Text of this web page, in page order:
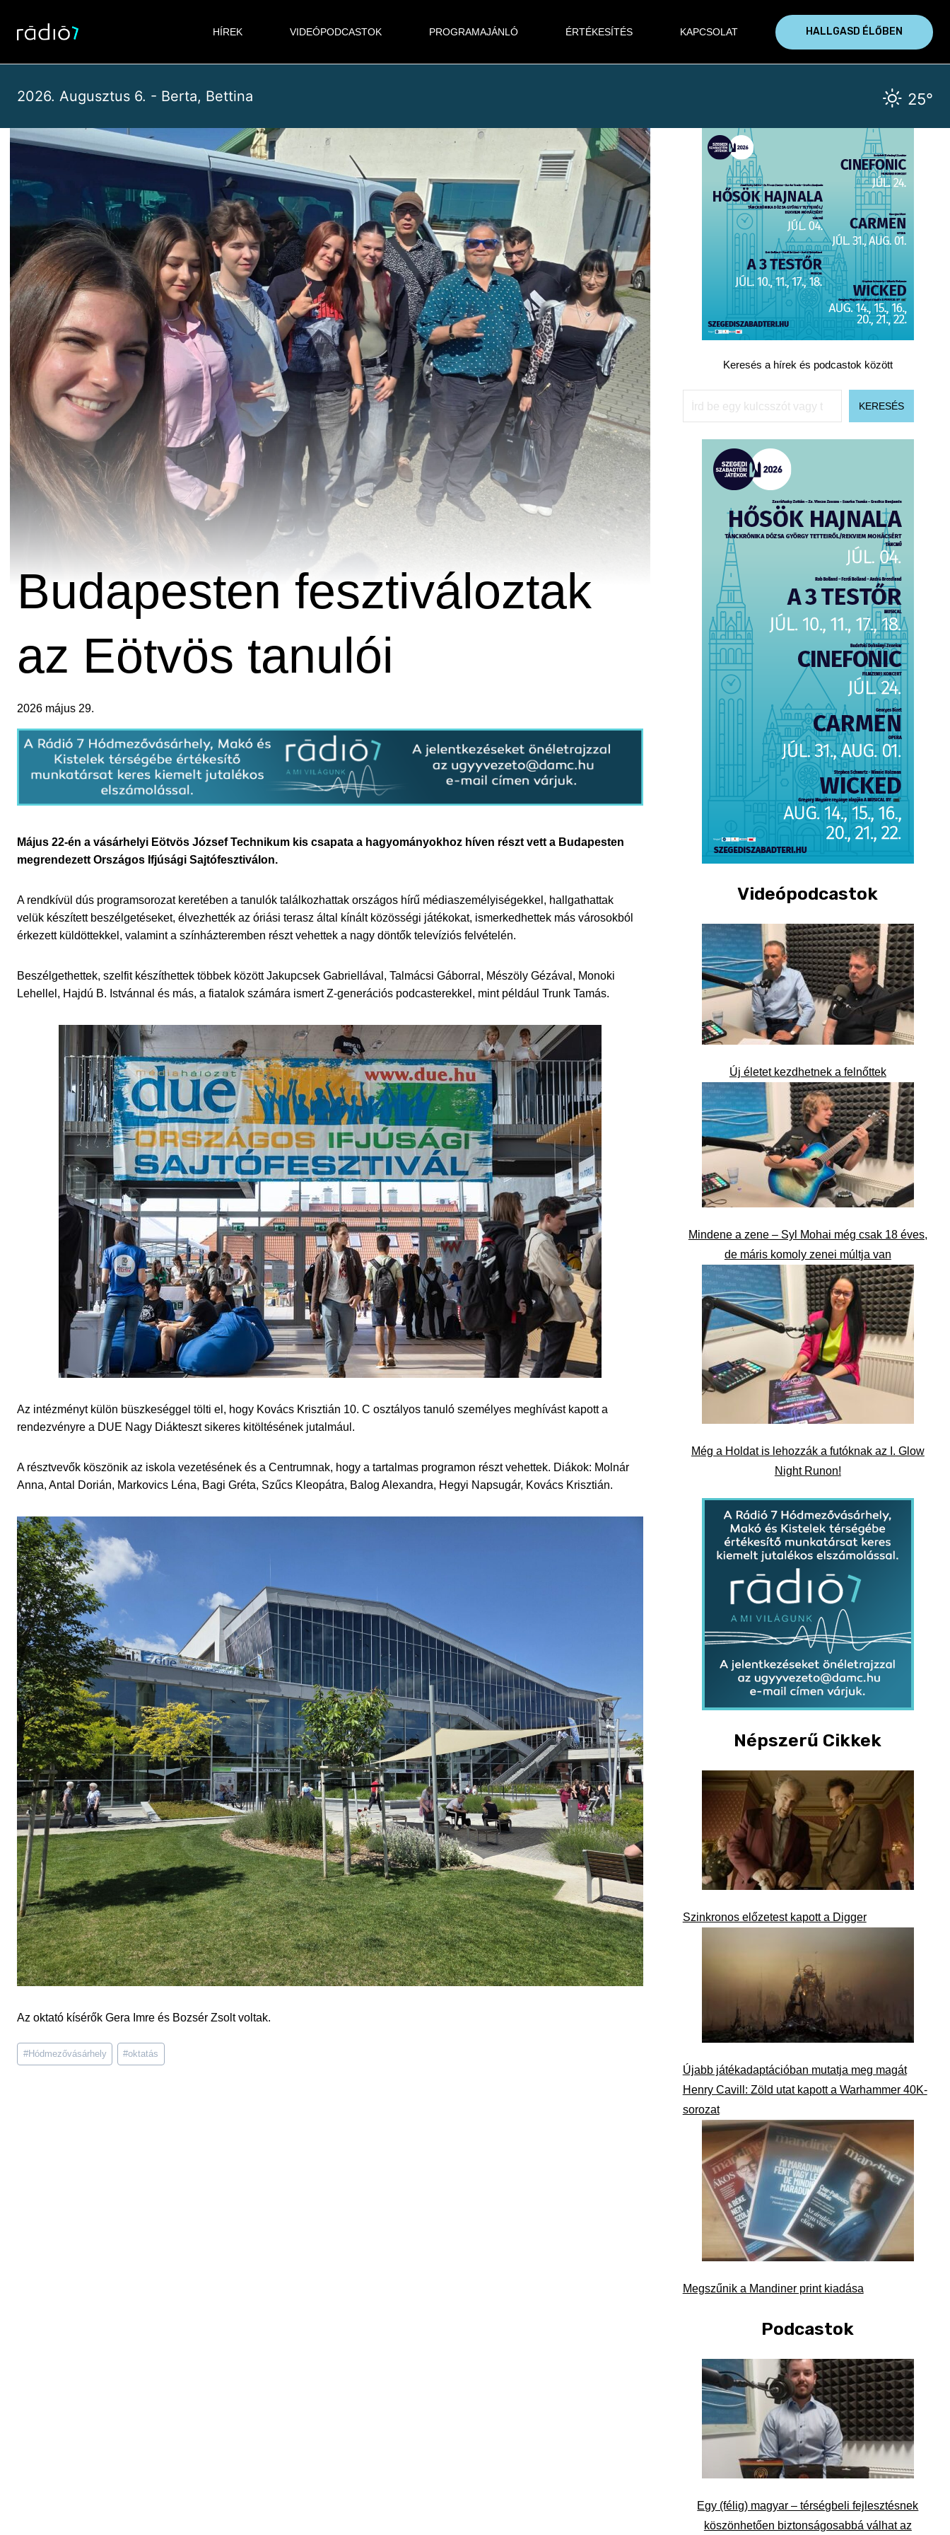
content
HÍREK VIDEÓPODCASTOK PROGRAMAJÁNLÓ ÉRTÉKESÍTÉS KAPCSOLAT HALLGASD ÉLŐBEN
2026. Augusztus 6. - Berta, Bettina 25°
Budapesten fesztiváloztak
az Eötvös tanulói
2026 május 29.
Május 22-én a vásárhelyi Eötvös József Technikum kis csapata a hagyományokhoz híven részt vett a Budapesten
megrendezett Országos Ifjúsági Sajtófesztiválon.
A rendkívül dús programsorozat keretében a tanulók találkozhattak országos hírű médiaszemélyiségekkel, hallgathattak
velük készített beszélgetéseket, élvezhették az óriási terasz által kínált közösségi játékokat, ismerkedhettek más városokból
érkezett küldöttekkel, valamint a színházteremben részt vehettek a nagy döntők televíziós felvételén.
Beszélgethettek, szelfit készíthettek többek között Jakupcsek Gabriellával, Talmácsi Gáborral, Mészöly Gézával, Monoki
Lehellel, Hajdú B. Istvánnal és más, a fiatalok számára ismert Z-generációs podcasterekkel, mint például Trunk Tamás.
Az intézményt külön büszkeséggel tölti el, hogy Kovács Krisztián 10. C osztályos tanuló személyes meghívást kapott a
rendezvényre a DUE Nagy Diákteszt sikeres kitöltésének jutalmául.
A résztvevők köszönik az iskola vezetésének és a Centrumnak, hogy a tartalmas programon részt vehettek. Diákok: Molnár
Anna, Antal Dorián, Markovics Léna, Bagi Gréta, Szűcs Kleopátra, Balog Alexandra, Hegyi Napsugár, Kovács Krisztián.
Az oktató kísérők Gera Imre és Bozsér Zsolt voltak.
Post
Tags:
#Hódmezővásárhely #oktatás
Keresés a hírek és podcastok között
Keresés
KERESÉS
Videópodcastok
Új életet kezdhetnek a felnőttek
Mindene a zene – Syl Mohai még csak 18 éves,
de máris komoly zenei múltja van
Még a Holdat is lehozzák a futóknak az I. Glow
Night Runon!
Népszerű Cikkek
Szinkronos előzetest kapott a Digger
Újabb játékadaptációban mutatja meg magát
Henry Cavill: Zöld utat kapott a Warhammer 40K-
sorozat
Megszűnik a Mandiner print kiadása
Podcastok
Egy (félig) magyar – térségbeli fejlesztésnek
köszönhetően biztonságosabbá válhat az